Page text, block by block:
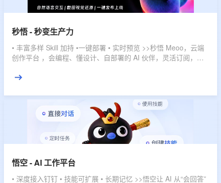
秒悟 - 秒变生产力
• 丰富多样 Skill 加持 •一键部署 • 实时预览 >>秒悟 Meoo，云端
创作平台 ，会编程、懂设计、自部署的 AI 伙伴，灵活订阅，多
悟空 - AI 工作平台
• 深度接入钉钉 • 技能可扩展 • 长期记忆 >>悟空让 AI 从“会回答”